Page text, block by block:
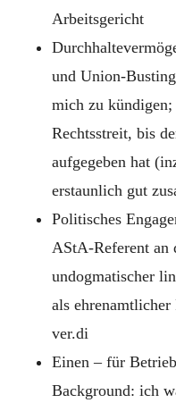
Arbeitsgericht
und Union-
mich zu kündigen;
Rechtsstreit, bis
aufgegeben hat
erstaunlich gut
Politisches
AStA-Referent an
undogmatischer
als
ver.di
Einen – für
Background: ich